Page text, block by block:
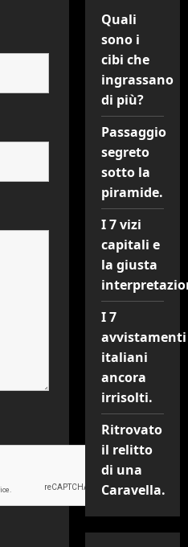
Quali
sono i
cibi che
ingrassano
di più?
Passaggio
segreto
sotto la
piramide.
I 7 vizi
capitali e
la giusta
I 7
avvistamenti
italiani
ancora
irrisolti.
Ritrovato
il relitto
di una
Caravella.